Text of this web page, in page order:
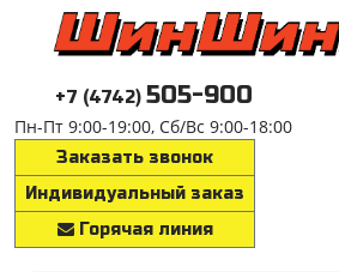
+7 (4742) 505-900
Пн-Пт 9:00-19:00, Сб/Вс 9:00-18:00
Заказать звонок
Индивидуальный заказ
Горячая линия